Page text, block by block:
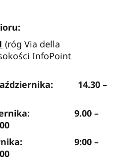
(róg Via della
InfoPoint
14.30 –
9.00 –
9:00 –